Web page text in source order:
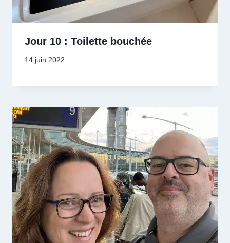
Jour 10 : Toilette bouchée
14 juin 2022